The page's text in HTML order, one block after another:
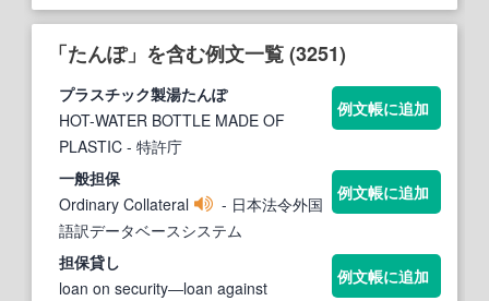
「たんぽ」を含む例文一覧 (3251)
プラスチック製湯たんぽ
HOT-WATER BOTTLE MADE OF
PLASTIC - 特許庁
例文帳に追加
一般担保
Ordinary Collateral
- 日本法令外国
語訳データベースシステム
例文帳に追加
担保貸し
loan on security―loan against
例文帳に追加